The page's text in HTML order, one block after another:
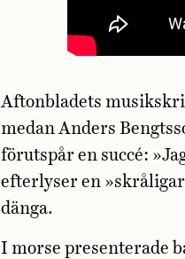
Aftonbladets
medan Anders
förutspår en succé:
efterlyser en
dänga.
I morse presenterade